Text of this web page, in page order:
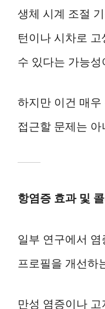
생체 시계 조절
턴이나 시차로
수 있다는 가능
하지만 이건 매
접근할 문제는 아
항염증 효과 및
일부 연구에서
프로필을 개선하
만성 염증이나